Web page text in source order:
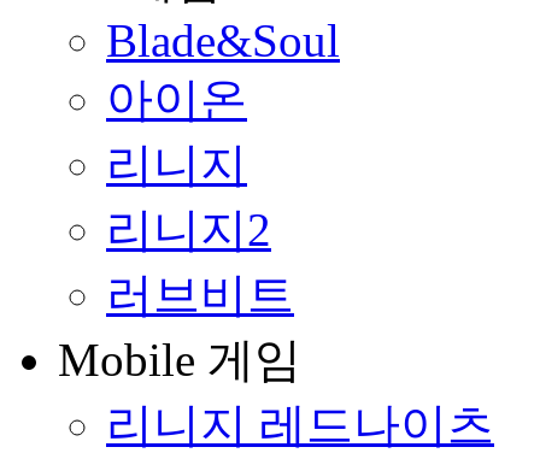
Blade&Soul
아이온
리니지
리니지2
러브비트
Mobile 게임
리니지 레드나이츠